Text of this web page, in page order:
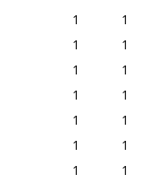
1
1
1
1
1
1
1
1
1
1
1
1
1
1